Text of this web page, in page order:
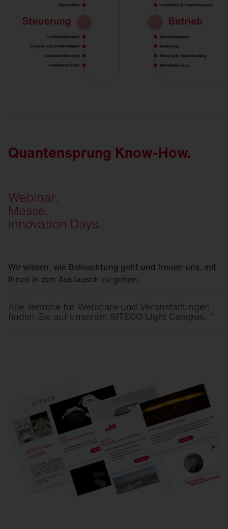
Quantensprung Know-How.
Webinar.
Messe.
Innovation Days.
Wir wissen, wie Beleuchtung geht und freuen uns, mit
Ihnen in den Austausch zu gehen.
Alle Termine für Webinare und Veranstaltungen
finden Sie auf unserem SITECO Light Campus.